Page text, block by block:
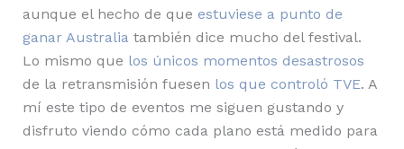
aunque el hecho de que estuviese a punto de
ganar Australiatambién dice mucho del festival.
Lo mismo que los únicos momentos desastrosos
de la retransmisión fuesen los que controló TVE. A
mí este tipo de eventos me siguen gustando y
disfruto viendo cómo cada plano está medido para